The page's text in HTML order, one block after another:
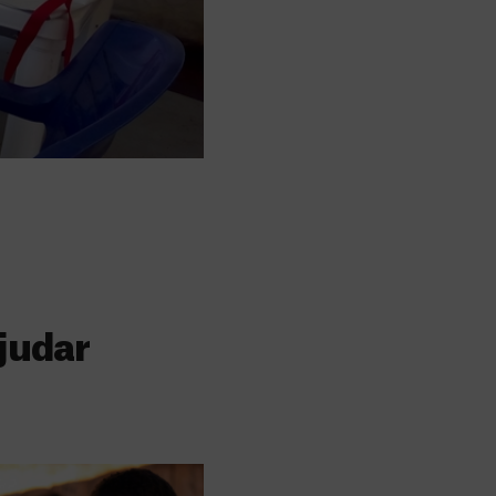
cuidados médicos